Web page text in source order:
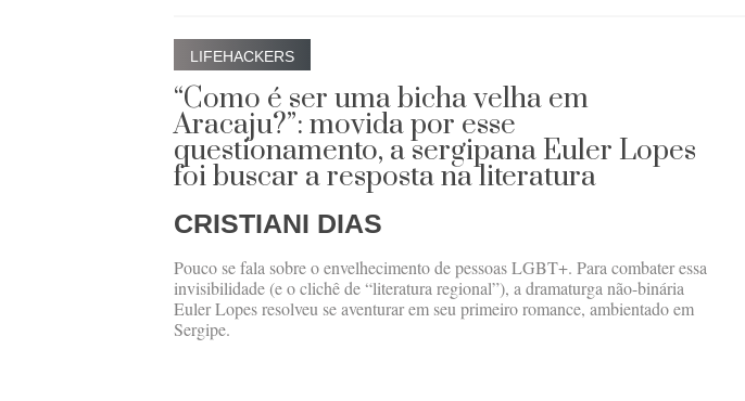
LIFEHACKERS
“Como é ser uma bicha velha em
Aracaju?”: movida por esse
questionamento, a sergipana Euler Lopes
foi buscar a resposta na literatura
CRISTIANI DIAS
Pouco se fala sobre o envelhecimento de pessoas LGBT+. Para combater essa
invisibilidade (e o clichê de “literatura regional”), a dramaturga não-binária
Euler Lopes resolveu se aventurar em seu primeiro romance, ambientado em
Sergipe.